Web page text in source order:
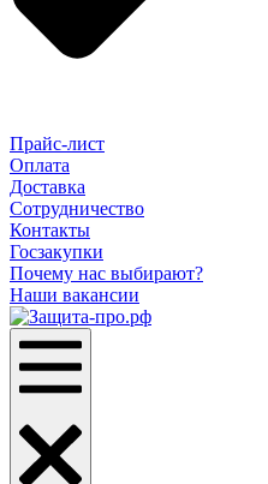
Прайс-лист
Оплата
Доставка
Сотрудничество
Контакты
Госзакупки
Почему нас выбирают?
Наши вакансии